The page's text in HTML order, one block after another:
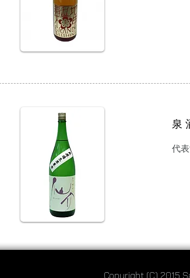
泉
代
Copyright (C) 2015